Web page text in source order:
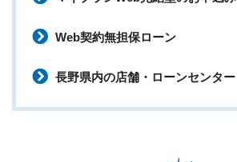
Web契約無担保ローン
長野県内の店舗・ローンセンター